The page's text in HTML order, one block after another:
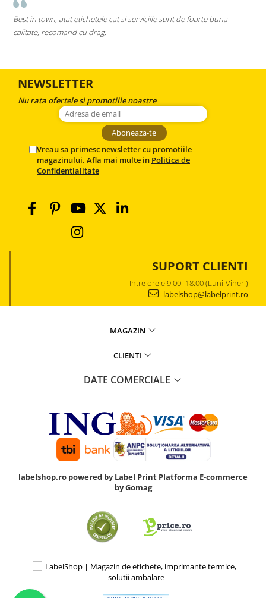
buna
pe toate....chiar si pe cele care inca nu au ajuns pe
Mi-as dori sa existe mai multe companii de acest gen
NEWSLETTER
Nu rata ofertele si promotiile noastre
Vreau sa primesc newsletter cu promotiile
magazinului. Afla mai multe in Politica de
Confidentialitate
SUPORT CLIENTI
Intre orele 9:00 -18:00 (Luni-Vineri)
labelshop@labelprint.ro
MAGAZIN
CLIENTI
DATE COMERCIALE
labelshop.ro powered by Label Print Platforma E-commerce
by Gomag